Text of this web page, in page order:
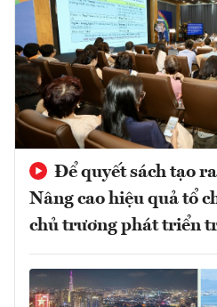
Để quyết sách tạo
Nâng cao hiệu quả tổ
chủ trương phát triển